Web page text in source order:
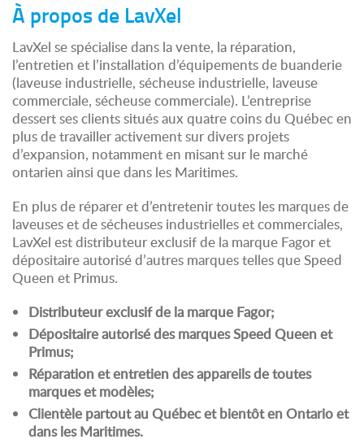
À propos de LavXel
LavXel se spécialise dans la vente, la réparation,
l’entretien et l’installation d’équipements de buanderie
(laveuse industrielle, sécheuse industrielle, laveuse
commerciale, sécheuse commerciale). L’entreprise
dessert ses clients situés aux quatre coins du Québec en
plus de travailler activement sur divers projets
d’expansion, notamment en misant sur le marché
ontarien ainsi que dans les Maritimes.
En plus de réparer et d’entretenir toutes les marques de
laveuses et de sécheuses industrielles et commerciales,
LavXel est distributeur exclusif de la marque Fagor et
dépositaire autorisé d’autres marques telles que Speed
Queen et Primus.
Distributeur exclusif de la marque Fagor;
Dépositaire autorisé des marques Speed Queen et
Primus;
Réparation et entretien des appareils de toutes
marques et modèles;
Clientèle partout au Québec et bientôt en Ontario et
dans les Maritimes.